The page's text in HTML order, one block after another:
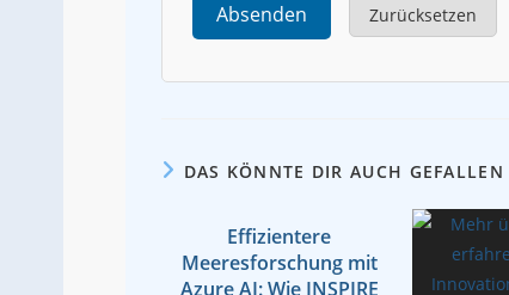
Absenden Zurücksetzen
DAS KÖNNTE DIR AUCH GEFALLEN
Effizientere
Meeresforschung mit
Azure AI: Wie INSPIRE